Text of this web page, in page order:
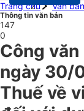
Trang chủ
Văn
Thông tin văn bản
147
0
Công
ngày 30/
Thuế về